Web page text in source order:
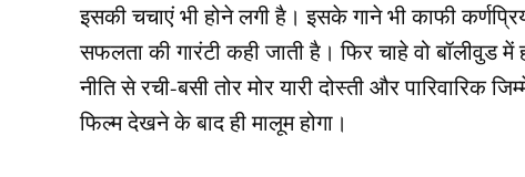
इसकी चचाएं भी होने लगी है। इसके गाने भी काफी
सफलता की गारंटी कही जाती है। फिर चाहे वो बॉलीवुड
नीति से रची-बसी तोर मोर यारी दोस्ती और पारिवारिक
फिल्म देखने के बाद ही मालूम होगा।